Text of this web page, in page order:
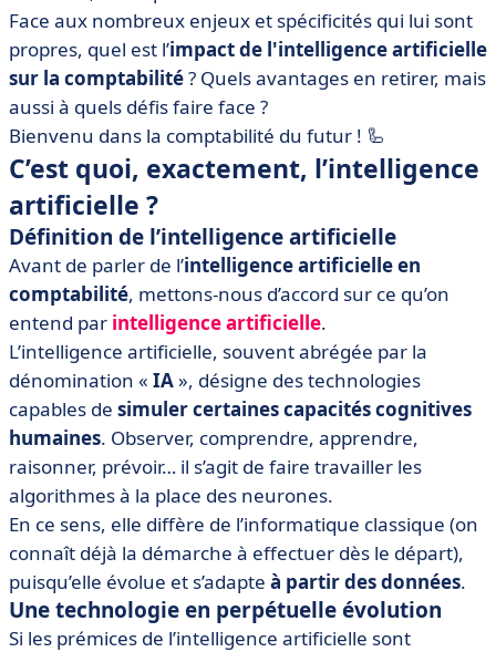
Face aux nombreux enjeux et spécificités qui lui sont
propres, quel est l’impact de l'intelligence artificielle
sur la comptabilité? Quels avantages en retirer, mais
aussi à quels défis faire face ?
Bienvenu dans la comptabilité du futur ! 🦾
C’est quoi, exactement, l’intelligence
artificielle ?
Définition de l’intelligence artificielle
Avant de parler de l’intelligence artificielle en
comptabilité, mettons-nous d’accord sur ce qu’on
entend par intelligence artificielle.
L’intelligence artificielle, souvent abrégée par la
dénomination « IA», désigne des technologies
capables de simuler certaines capacités cognitives
humaines. Observer, comprendre, apprendre,
raisonner, prévoir… il s’agit de faire travailler les
algorithmes à la place des neurones.
En ce sens, elle diffère de l’informatique classique (on
connaît déjà la démarche à effectuer dès le départ),
puisqu’elle évolue et s’adapte à partir des données.
Une technologie en perpétuelle évolution
Si les prémices de l’intelligence artificielle sont